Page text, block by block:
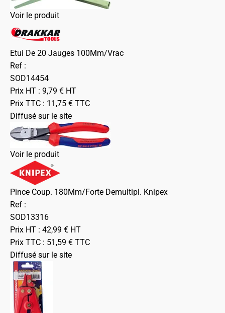
Voir le produit
Etui De 20 Jauges 100Mm/Vrac
Ref :
SOD14454
Prix HT : 9,79 € HT
Prix TTC : 11,75 € TTC
Diffusé sur le site
Voir le produit
Pince Coup. 180Mm/Forte Demultipl. Knipex
Ref :
SOD13316
Prix HT : 42,99 € HT
Prix TTC : 51,59 € TTC
Diffusé sur le site